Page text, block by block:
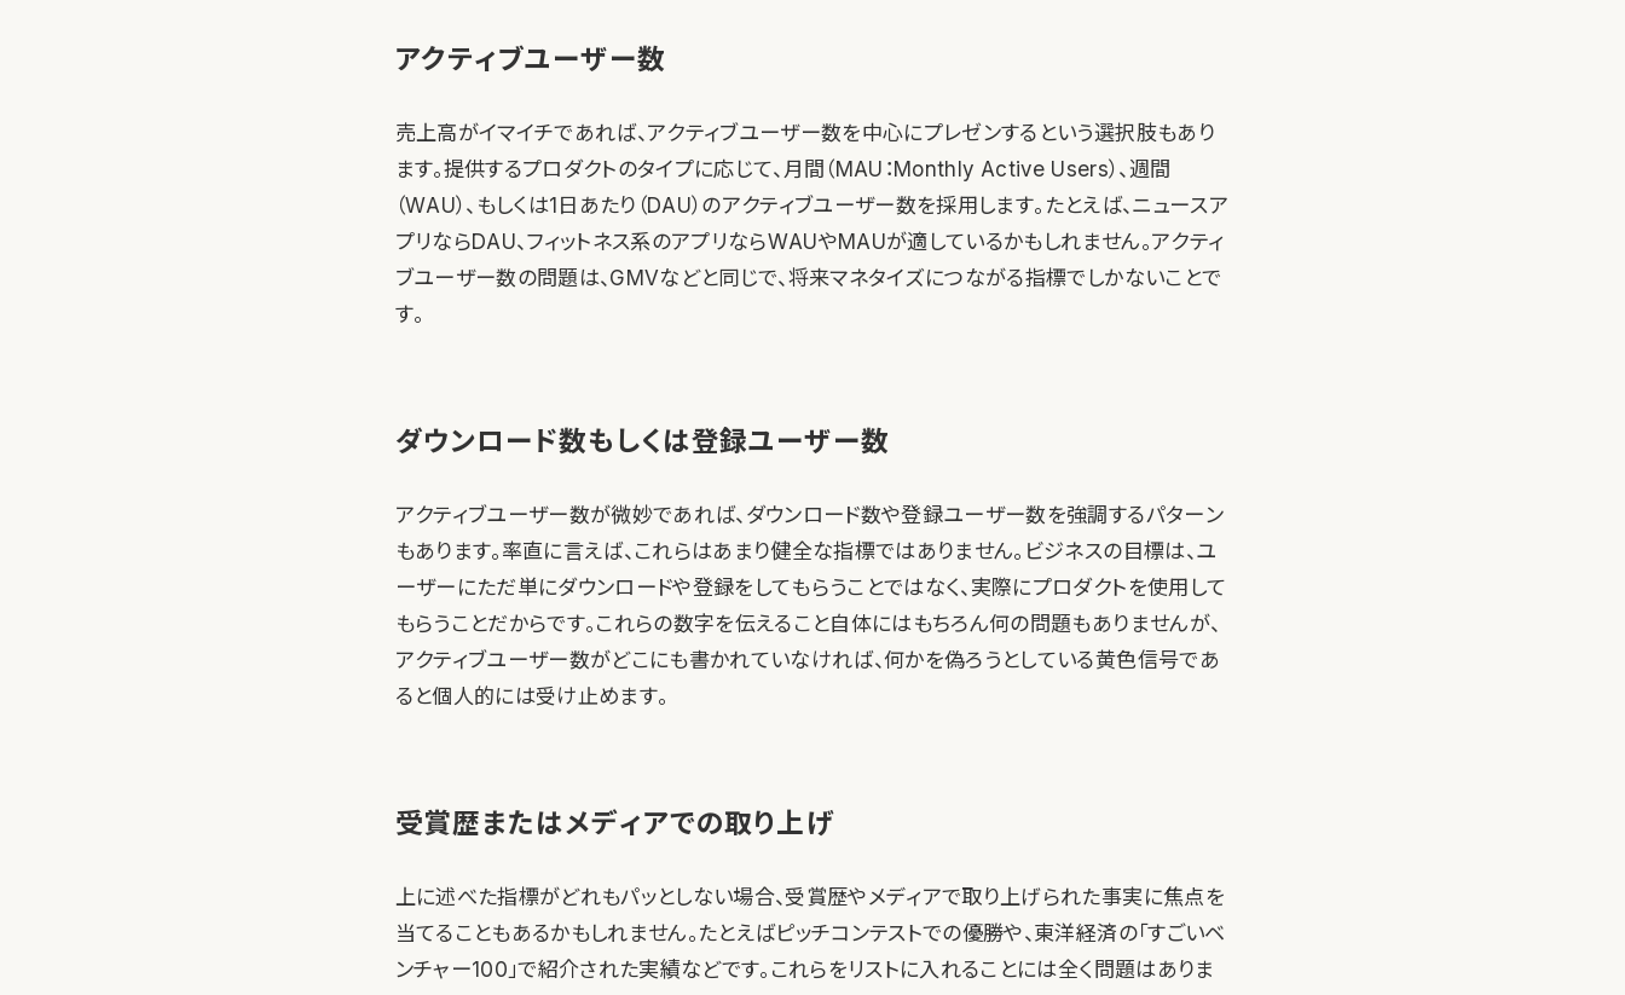
アクティブユーザー数
売上高がイマイチであれば、アクティブユーザー数を中心にプレゼンするという選択肢もあり
ます。提供するプロダクトのタイプに応じて、月間（MAU：Monthly Active Users）、週間
（WAU）、もしくは1日あたり（DAU）のアクティブユーザー数を採用します。たとえば、ニュースア
プリならDAU、フィットネス系のアプリならWAUやMAUが適しているかもしれません。アクティ
ブユーザー数の問題は、GMVなどと同じで、将来マネタイズにつながる指標でしかないことで
す。
ダウンロード数もしくは登録ユーザー数
アクティブユーザー数が微妙であれば、ダウンロード数や登録ユーザー数を強調するパターン
もあります。率直に言えば、これらはあまり健全な指標ではありません。ビジネスの目標は、ユ
ーザーにただ単にダウンロードや登録をしてもらうことではなく、実際にプロダクトを使用して
もらうことだからです。これらの数字を伝えること自体にはもちろん何の問題もありませんが、
アクティブユーザー数がどこにも書かれていなければ、何かを偽ろうとしている黄色信号であ
ると個人的には受け止めます。
受賞歴またはメディアでの取り上げ
上に述べた指標がどれもパッとしない場合、受賞歴やメディアで取り上げられた事実に焦点を
当てることもあるかもしれません。たとえばピッチコンテストでの優勝や、東洋経済の「すごいベ
ンチャー100」で紹介された実績などです。これらをリストに入れることには全く問題はありま